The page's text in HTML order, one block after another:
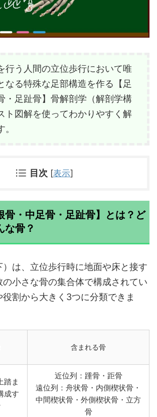
行う人間の立位歩行において唯
なる特殊な足部構造を作る【足
・足趾骨】骨解剖学（解剖学構
ト図解を使ってわかりやすく解
目次 [表示]
骨・中足骨・足趾骨】とは？ど
な骨？
）は、立位歩行時に地面や床と接す
の小さな骨の集合体で構成されてい
割から大きく3つに分類できま
含まれる骨
踏ま
成す
近位列：踵骨・距骨
遠位列：舟状骨・内側楔状骨・
中間楔状骨・外側楔状骨・立方
骨